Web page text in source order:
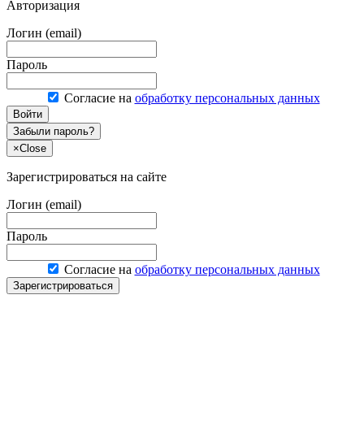
Авторизация
Логин (email)
Пароль
Согласие на обработку персональных данных
Войти
Забыли пароль?
×Close
Зарегистрироваться на сайте
Логин (email)
Пароль
Согласие на обработку персональных данных
Зарегистрироваться